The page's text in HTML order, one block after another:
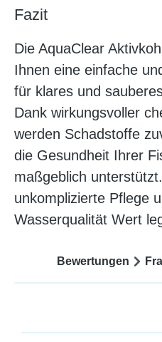
Fazit
Die AquaClear
Ihnen eine einfache
für klares und
Dank wirkungsvoller
werden Schadstoffe
die Gesundheit Ihrer
maßgeblich
unkomplizierte Pflege
Wasserqualität Wert
Bewertungen